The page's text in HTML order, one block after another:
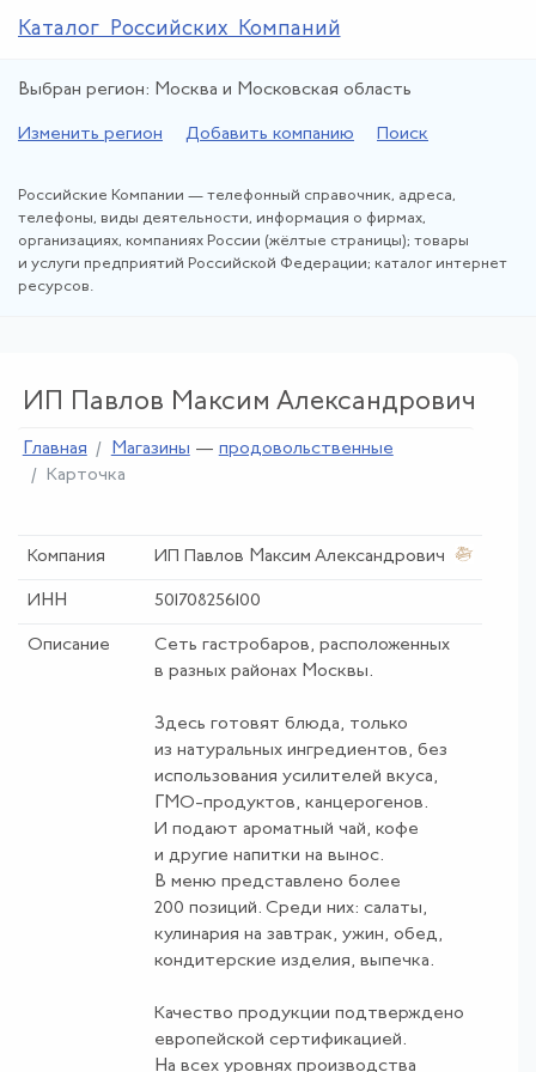
Каталог Российских Компаний
Выбран регион: Москва и Московская область
Изменить регион Добавить компанию Поиск
Российские Компании — телефонный справочник, адреса,
телефоны, виды деятельности, информация о фирмах,
организациях, компаниях России (жёлтые страницы); товары
и услуги предприятий Российской Федерации; каталог интернет
ресурсов.
ИП Павлов Максим Александрович
Главная Магазины — продовольственные
Карточка
Компания ИП Павлов Максим Александрович
ИНН 501708256100
Описание
Сеть гастробаров, расположенных
в разных районах Москвы.
Здесь готовят блюда, только
из натуральных ингредиентов, без
использования усилителей вкуса,
ГМО-продуктов, канцерогенов.
И подают ароматный чай, кофе
и другие напитки на вынос.
В меню представлено более
200 позиций. Среди них: салаты,
кулинария на завтрак, ужин, обед,
кондитерские изделия, выпечка.
Качество продукции подтверждено
европейской сертификацией.
На всех уровнях производства